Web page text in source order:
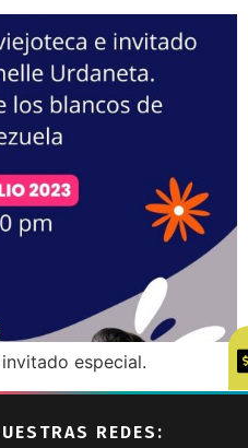
especial.
REDES: